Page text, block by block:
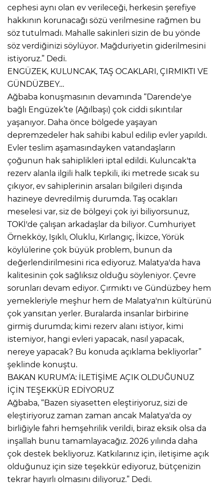
cephesi aynı olan ev verileceği, herkesin şerefiye
hakkının korunacağı sözü verilmesine rağmen bu
söz tutulmadı. Mahalle sakinleri sizin de bu yönde
söz verdiğinizi söylüyor. Mağduriyetin giderilmesini
istiyoruz.” Dedi.
ENGÜZEK, KULUNCAK, TAŞ OCAKLARI, ÇIRMIKTI VE
GÜNDÜZBEY…
Ağbaba konuşmasının devamında “Darende'ye
bağlı Engüzek’te (Ağılbaşı) çok ciddi sıkıntılar
yaşanıyor. Daha önce bölgede yaşayan
depremzedeler hak sahibi kabul edilip evler yapıldı.
Evler teslim aşamasındayken vatandaşların
çoğunun hak sahiplikleri iptal edildi. Kuluncak'ta
rezerv alanla ilgili halk tepkili, iki metrede sıcak su
çıkıyor, ev sahiplerinin arsaları bilgileri dışında
hazineye devredilmiş durumda. Taş ocakları
meselesi var, siz de bölgeyi çok iyi biliyorsunuz,
TOKİ'de çalışan arkadaşlar da biliyor. Cumhuriyet
Örnekköy, Işıklı, Oluklu, Kırlangıç, İkizce, Yörük
köylülerine çok büyük problem, bunun da
değerlendirilmesini rica ediyoruz. Malatya'da hava
kalitesinin çok sağlıksız olduğu söyleniyor. Çevre
sorunları devam ediyor. Çırmıktı ve Gündüzbey hem
yemekleriyle meşhur hem de Malatya'nın kültürünü
çok yansıtan yerler. Buralarda insanlar birbirine
girmiş durumda; kimi rezerv alanı istiyor, kimi
istemiyor, hangi evleri yapacak, nasıl yapacak,
nereye yapacak? Bu konuda açıklama bekliyorlar”
şeklinde konuştu.
BAKAN KURUM’A: İLETİŞİME AÇIK OLDUĞUNUZ
İÇİN TEŞEKKÜR EDİYORUZ
Ağbaba, “Bazen siyasetten eleştiriyoruz, sizi de
eleştiriyoruz zaman zaman ancak Malatya'da oy
birliğiyle fahri hemşehrilik verildi, biraz eksik olsa da
inşallah bunu tamamlayacağız. 2026 yılında daha
çok destek bekliyoruz. Katkılarınız için, iletişime açık
olduğunuz için size teşekkür ediyoruz, bütçenizin
tekrar hayırlı olmasını diliyoruz.” Dedi.